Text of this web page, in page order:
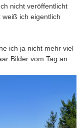
nicht veröffentlicht
ich eigentlich
ich ja nicht mehr viel
Bilder vom Tag an: